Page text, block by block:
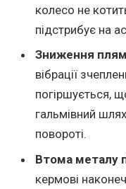
колесо не
підстрибує на
Зниження
вібрації
погіршується,
гальмівний
повороті.
Втома металу
кермові